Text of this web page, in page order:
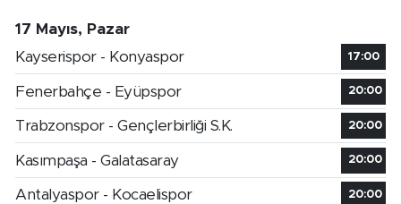
17 Mayıs, Pazar
Kayserispor - Konyaspor
17:00
Fenerbahçe - Eyüpspor 20:00
Trabzonspor - Gençlerbirliği S.K. 20:00
Kasımpaşa - Galatasaray 20:00
Antalyaspor - Kocaelispor 20:00